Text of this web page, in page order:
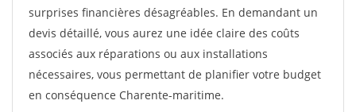
surprises financières désagréables. En demandant un
devis détaillé, vous aurez une idée claire des coûts
associés aux réparations ou aux installations
nécessaires, vous permettant de planifier votre budget
en conséquence Charente-maritime.